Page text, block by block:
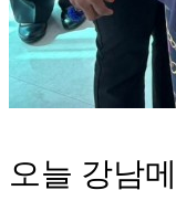
오늘 강남